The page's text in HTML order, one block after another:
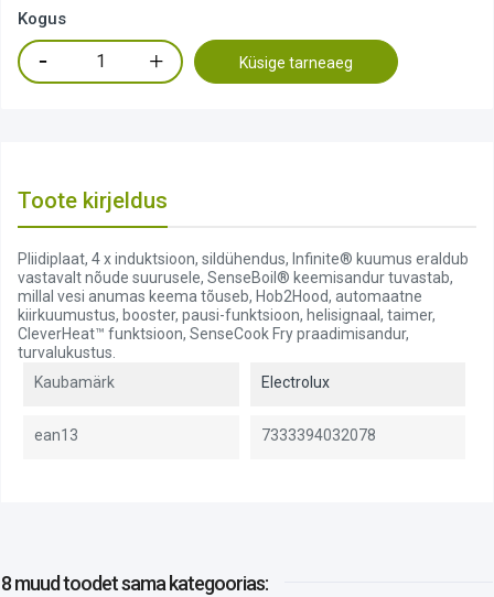
Kogus
Küsige tarneaeg
Toote kirjeldus
Pliidiplaat, 4 x induktsioon, sildühendus, Infinite® kuumus eraldub
vastavalt nõude suurusele, SenseBoil® keemisandur tuvastab,
millal vesi anumas keema tõuseb, Hob2Hood, automaatne
kiirkuumustus, booster, pausi-funktsioon, helisignaal, taimer,
CleverHeat™ funktsioon, SenseCook Fry praadimisandur,
turvalukustus.
Kaubamärk
Electrolux
ean13 7333394032078
8 muud toodetsama kategoorias: